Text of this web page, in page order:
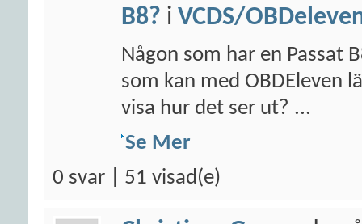
B8? i VCDS/
Någon som har en Passat
som kan med OBDEleven
visa hur det ser ut? ...
Se Mer
0 svar | 51 visad(e)